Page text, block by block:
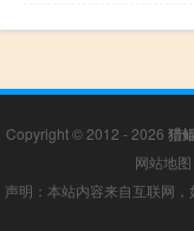
Copyright © 2012 - 2026 猎
网站地图
声明：本站内容来自互联网